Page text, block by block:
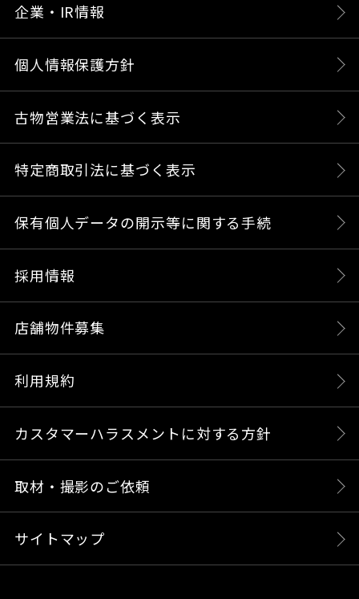
企業・IR情報
個人情報保護方針
古物営業法に基づく表示
特定商取引法に基づく表示
保有個人データの開示等に関する手続
採用情報
店舗物件募集
利用規約
カスタマーハラスメントに対する方針
取材・撮影のご依頼
サイトマップ